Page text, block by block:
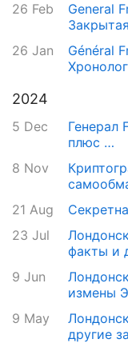
26 Feb
General
26 Jan
Général
2024
5 Dec
Генерал
плюс …
8 Nov
21 Aug
23 Jul
факты и
9 Jun
измены
9 May
другие